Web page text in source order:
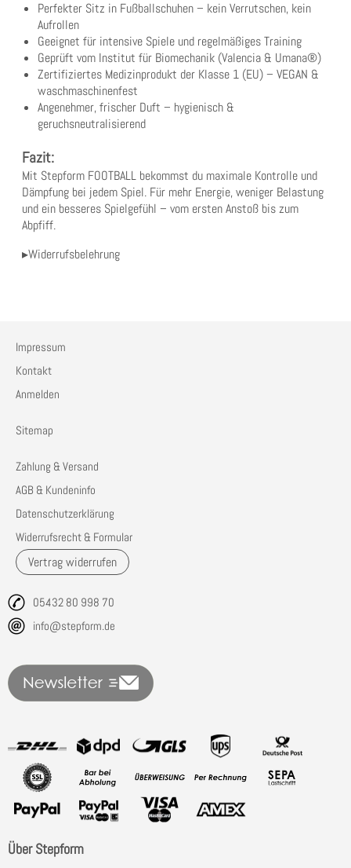
Perfekter Sitz in Fußballschuhen – kein Verrutschen, kein
Aufrollen
Geeignet für intensive Spiele und regelmäßiges Training
Geprüft vom Institut für Biomechanik (Valencia & Umana®)
Zertifiziertes Medizinprodukt der Klasse 1 (EU) – VEGAN &
waschmaschinenfest
Angenehmer, frischer Duft – hygienisch &
geruchsneutralisierend
Fazit:
Mit Stepform FOOTBALL bekommst du maximale Kontrolle und
Dämpfung bei jedem Spiel. Für mehr Energie, weniger Belastung
und ein besseres Spielgefühl – vom ersten Anstoß bis zum
Abpfiff.
▸Widerrufsbelehrung
Impressum
Kontakt
Anmelden
Sitemap
Zahlung & Versand
AGB & Kundeninfo
Datenschutzerklärung
Widerrufsrecht & Formular
Vertrag widerrufen
05432 80 998 70
info@stepform.de
Über Stepform